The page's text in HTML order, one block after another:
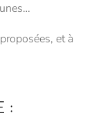
et à
: